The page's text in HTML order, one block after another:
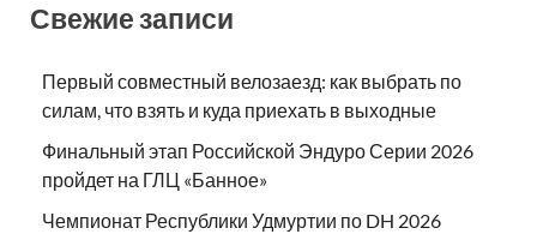
Свежие записи
Первый совместный велозаезд: как выбрать по
силам, что взять и куда приехать в выходные
Финальный этап Российской Эндуро Серии 2026
пройдет на ГЛЦ «Банное»
Чемпионат Республики Удмуртии по DH 2026